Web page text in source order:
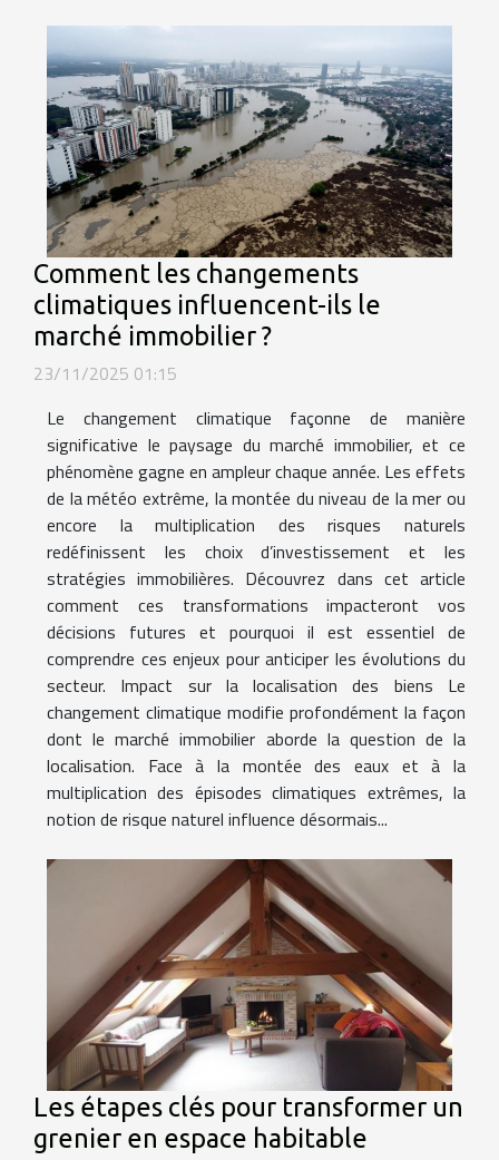
Comment les changements
climatiques influencent-ils le
marché immobilier ?
23/11/2025 01:15
Le changement climatique façonne de manière
significative le paysage du marché immobilier, et ce
phénomène gagne en ampleur chaque année. Les effets
de la météo extrême, la montée du niveau de la mer ou
encore la multiplication des risques naturels
redéfinissent les choix d’investissement et les
stratégies immobilières. Découvrez dans cet article
comment ces transformations impacteront vos
décisions futures et pourquoi il est essentiel de
comprendre ces enjeux pour anticiper les évolutions du
secteur. Impact sur la localisation des biens Le
changement climatique modifie profondément la façon
dont le marché immobilier aborde la question de la
localisation. Face à la montée des eaux et à la
multiplication des épisodes climatiques extrêmes, la
notion de risque naturel influence désormais...
Les étapes clés pour transformer un
grenier en espace habitable